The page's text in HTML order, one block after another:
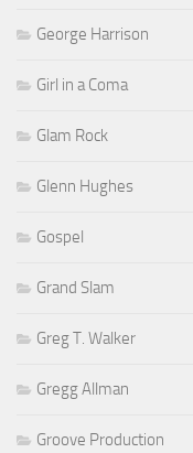
George Harrison
Girl in a Coma
Glam Rock
Glenn Hughes
Gospel
Grand Slam
Greg T. Walker
Gregg Allman
Groove Production